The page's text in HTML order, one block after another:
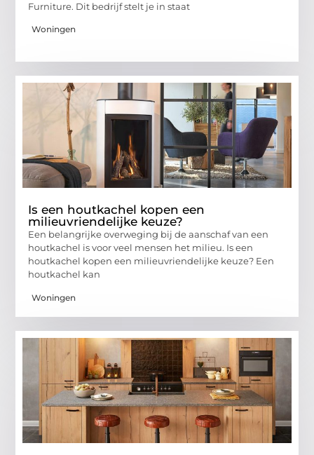
Furniture. Dit bedrijf stelt je in staat
Woningen
Is een houtkachel kopen een
milieuvriendelijke keuze?
Een belangrijke overweging bij de aanschaf van een
houtkachel is voor veel mensen het milieu. Is een
houtkachel kopen een milieuvriendelijke keuze? Een
houtkachel kan
Woningen